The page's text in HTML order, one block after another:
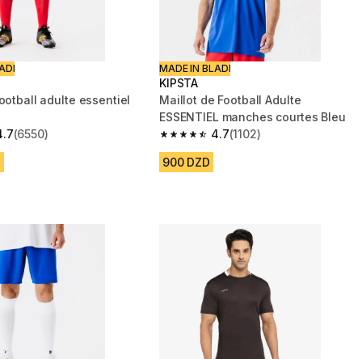
adulte essentiel
stars from 6550 reviews
(6550)
MADE IN BLADI
KIPSTA
Maillot de Football Adulte
ESSENTIEL manches courtes Bleu
4.7
4.7 out of 5 stars from 1102 reviews
(1102)
900 DZD